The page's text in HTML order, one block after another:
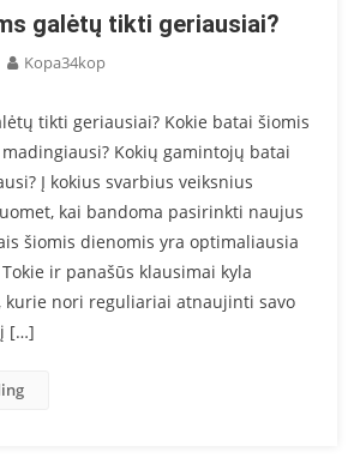
galėtų tikti geriausiai?
Kopa34kop
tikti geriausiai? Kokie batai šiomis
Kokių gamintojų batai
Į kokius svarbius veiksnius
kai bandoma pasirinkti naujus
šiomis dienomis yra optimaliausia
ir panašūs klausimai kyla
nori reguliariai atnaujinti savo
[…]